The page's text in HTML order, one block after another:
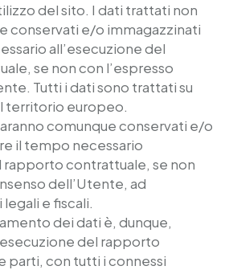
del sito. I dati trattati non
conservati e/o immagazzinati
all’esecuzione del
se non con l’espresso
Tutti i dati sono trattati su
territorio europeo.
comunque conservati e/o
il tempo necessario
rapporto contrattuale, se non
dell’Utente, ad
e fiscali.
dei dati è, dunque,
del rapporto
parti, con tutti i connessi